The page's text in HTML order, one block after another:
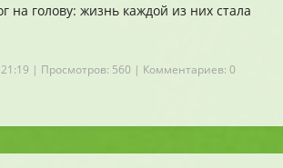
на голову: жизнь каждой из них стала
| Просмотров: 560 | Комментариев: 0